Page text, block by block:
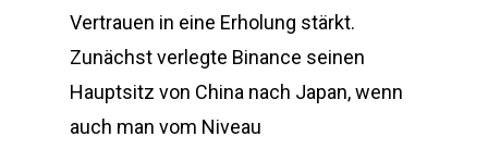
Vertrauen in eine Erholung stärkt.
Zunächst verlegte Binance seinen
Hauptsitz von China nach Japan, wenn
auch man vom Niveau